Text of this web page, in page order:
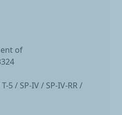
of
5 / SP-IV / SP-IV-RR /